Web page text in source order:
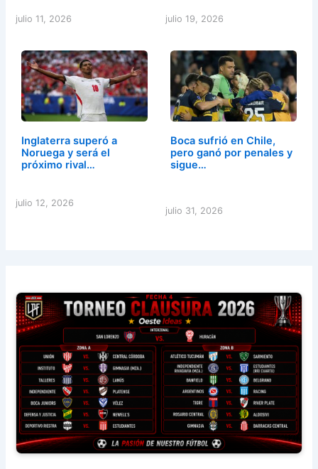
julio 11, 2026 julio 19, 2026
Inglaterra superó a
Noruega y será el
próximo rival…
julio 12, 2026
Boca sufrió en Chile,
pero ganó por penales y
sigue…
julio 31, 2026